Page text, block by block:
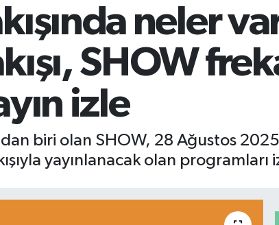
neler
SHOW
izle
biri olan SHOW, 28 Ağustos 2025
yayınlanacak olan